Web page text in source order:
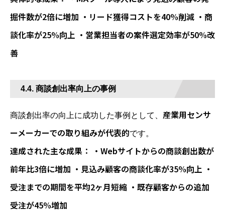
掘件数が2倍に増加 ・リード獲得コストを40%削減 ・商
談化率が25%向上 ・営業担当者の案件選定効率が50%改
善
4.4. 商談創出率向上の事例
商談創出率の向上に成功した事例として、 産業用センサ
ーメーカーでの取り組みが代表的です。
達成された主な成果： ・Webサイトからの商談創出数が
前年比3倍に増加 ・見込み顧客の商談化率が35%向上 ・
受注までの期間を平均2ヶ月短縮 ・既存顧客からの追加
受注が45%増加